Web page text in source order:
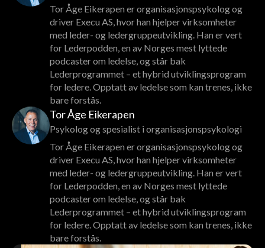
Tor Åge Eikerapen er organisasjonspsykolog og
driver Execu AS, hvor han hjelper virksomheter
med leder- og ledergruppeutvikling. Han er vert
for Lederpodden, en av Norges mest lyttede
podcaster om ledelse, og står bak
Lederprogrammet – et hybrid utviklingsprogram
for ledere. Opptatt av ledelse som kan trenes, ikke
bare forstås.
Tor Åge Eikerapen
Psykolog og spesialist i organisasjonspsykologi
Tor Åge Eikerapen er organisasjonspsykolog og
driver Execu AS, hvor han hjelper virksomheter
med leder- og ledergruppeutvikling. Han er vert
for Lederpodden, en av Norges mest lyttede
podcaster om ledelse, og står bak
Lederprogrammet – et hybrid utviklingsprogram
for ledere. Opptatt av ledelse som kan trenes, ikke
bare forstås.